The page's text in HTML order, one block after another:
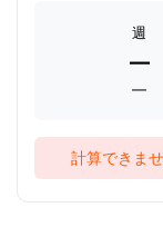
週
—
—
計算できま